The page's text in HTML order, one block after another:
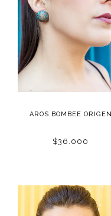
AROS BOMBEE ORIGEN
$36.000